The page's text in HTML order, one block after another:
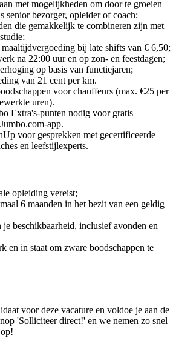
met mogelijkheden om door te groeien
senior bezorger, opleider of coach;
die gemakkelijk te combineren zijn met
bij late shifts van € 6,50;
na 22:00 uur en op zon- en feestdagen;
op basis van functiejaren;
van 21 cent per km.
voor chauffeurs (max. €25 per
uren).
Extra's-punten nodig voor gratis
app.
voor gesprekken met gecertificeerde
en leefstijlexperts.
opleiding vereist;
6 maanden in het bezit van een geldig
beschikbaarheid, inclusief avonden en
en in staat om zware boodschappen te
voor deze vacature en voldoe je aan de
'Solliciteer direct!' en we nemen zo snel